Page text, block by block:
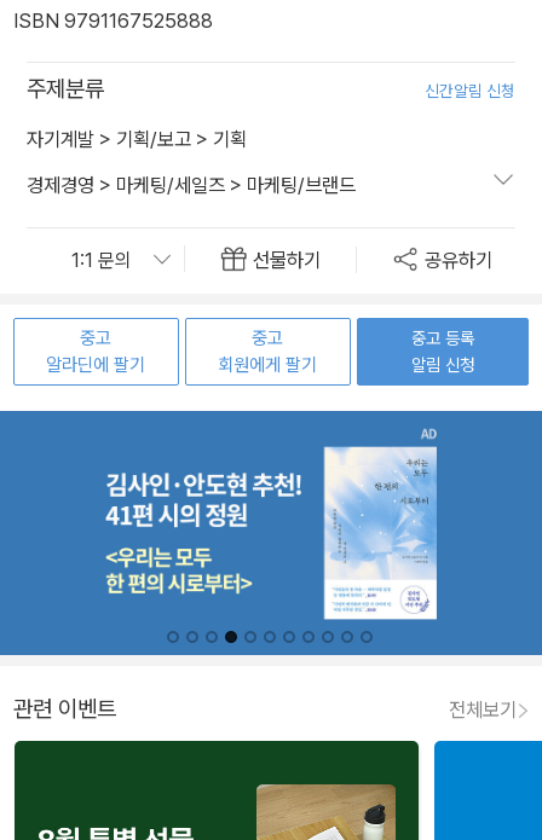
ISBN 9791167525888
주제분류 신간알림 신청
자기계발 > 기획/보고 > 기획
경제경영 > 마케팅/세일즈 > 마케팅/브랜드
선물하기 공유하기
중고
알라딘에 팔기
중고
회원에게 팔기
중고 등록
알림 신청
관련 이벤트 전체보기